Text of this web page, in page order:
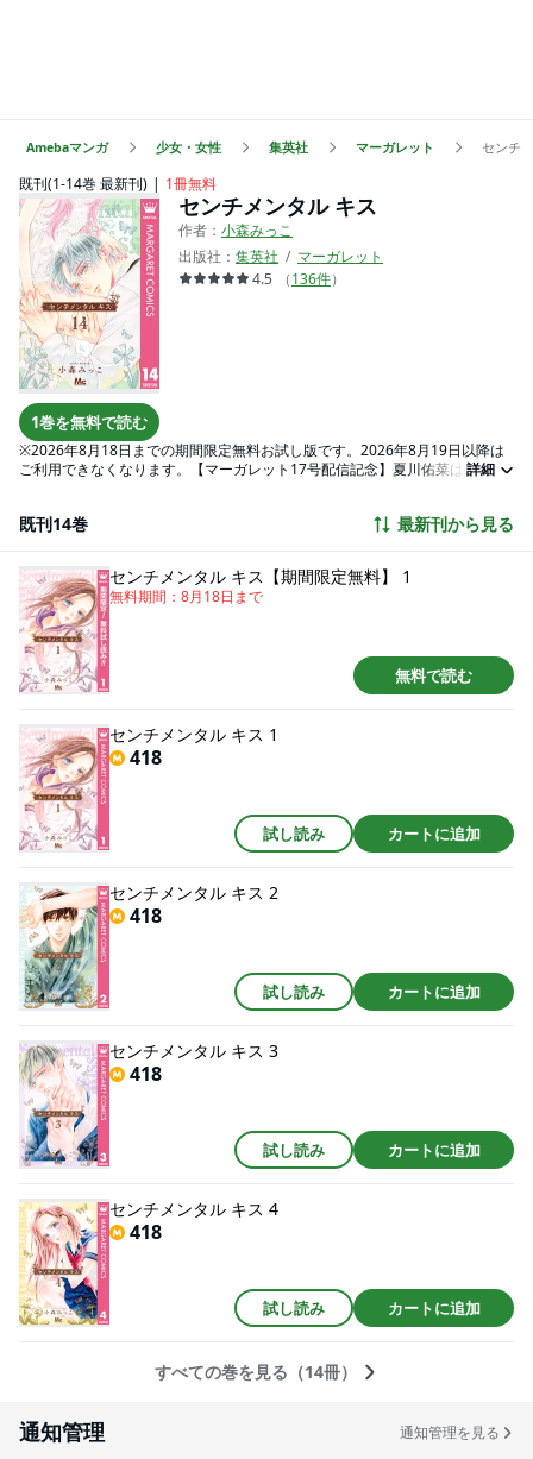
Amebaマンガ 少女・女性 集英社 マーガレット センチ
既刊(1-14巻 最新刊) 1冊無料
1巻を無料で読む
センチメンタル キス
作者： 小森みっこ
出版社： 集英社
マーガレット
4.5
（136件）
※2026年8月18日までの期間限定無料お試し版です。2026年8月19日以降は
ご利用できなくなります。【マーガレット17号配信記念】夏川佑菜は多忙な
下の男子と出会い…？ すべてをさらけ出す運命の恋が今動きだす――
詳細
既刊14巻 最新刊から見る
センチメンタル キス【期間限定無料】 1
無料期間： 8月18日 まで
無料で読む
センチメンタル キス 1
418
試し読み カートに追加
センチメンタル キス 2
418
試し読み カートに追加
センチメンタル キス 3
418
試し読み カートに追加
センチメンタル キス 4
418
試し読み カートに追加
すべての巻を見る（14冊）
通知管理 通知管理を見る